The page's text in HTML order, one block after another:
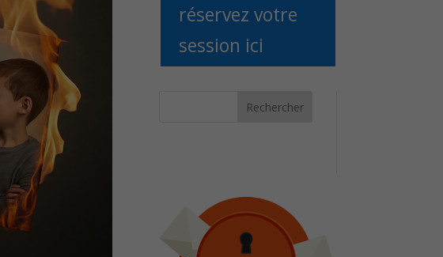
réservez votre
session ici
Rechercher